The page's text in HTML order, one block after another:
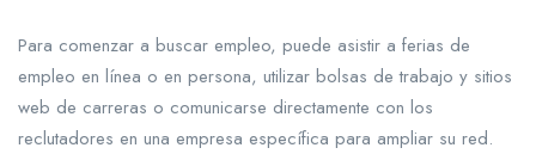
Para comenzar a buscar empleo, puede asistir a ferias de
empleo en línea o en persona, utilizar bolsas de trabajo y sitios
web de carreras o comunicarse directamente con los
reclutadores en una empresa específica para ampliar su red.